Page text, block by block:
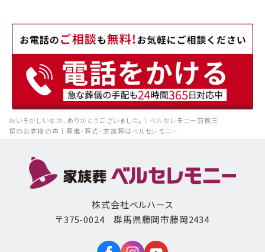
おいそがしいなか、ありがとうございました。｜ベルセレモニー前橋三
俣のお客様の声｜葬儀・葬式・家族葬はベルセレモニー
株式会社ベルハース
〒375-0024 群馬県藤岡市藤岡2434